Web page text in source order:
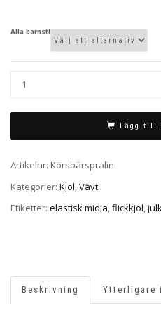
Alla barnstl
Lägg till
Artikelnr: Körsbärspralin
Kategorier: Kjol Vävt
Etiketter: elastisk midja,flickkjol,
Beskrivning Ytterligare